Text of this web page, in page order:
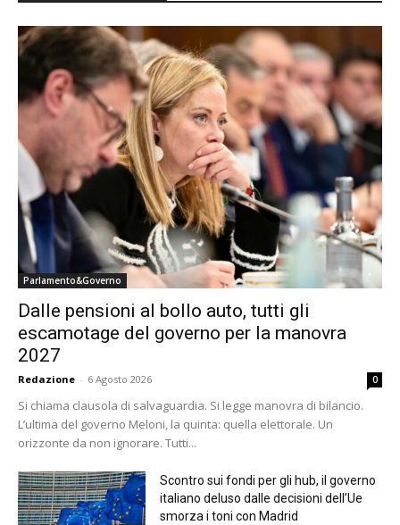
Parlamento&Governo
Dalle pensioni al bollo auto, tutti gli
escamotage del governo per la manovra
2027
Redazione - 6 Agosto 2026 0
Si chiama clausola di salvaguardia. Si legge manovra di bilancio.
L’ultima del governo Meloni, la quinta: quella elettorale. Un
orizzonte da non ignorare. Tutti...
Scontro sui fondi per gli hub, il governo
italiano deluso dalle decisioni dell’Ue
smorza i toni con Madrid